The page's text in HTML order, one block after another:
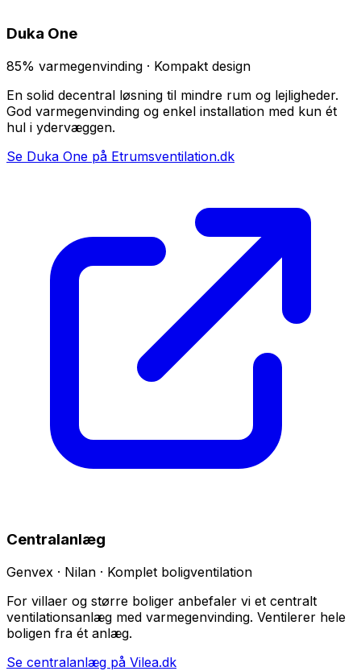
Duka One
85% varmegenvinding · Kompakt design
En solid decentral løsning til mindre rum og lejligheder.
God varmegenvinding og enkel installation med kun ét
hul i ydervæggen.
Se Duka One på Etrumsventilation.dk
Centralanlæg
Genvex · Nilan · Komplet boligventilation
For villaer og større boliger anbefaler vi et centralt
ventilationsanlæg med varmegenvinding. Ventilerer hele
boligen fra ét anlæg.
Se centralanlæg på Vilea.dk